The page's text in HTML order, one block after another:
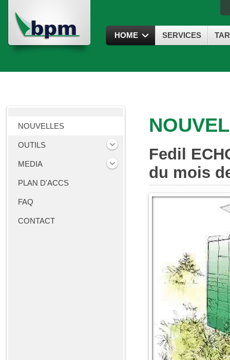
HOME SERVICES
Fedil
du mois
NOUVELLES
OUTILS
MEDIA
PLAN D'ACCS
FAQ
CONTACT